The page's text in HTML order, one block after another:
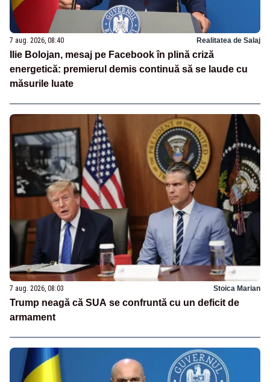
7 aug. 2026, 08:40 Realitatea de Salaj
Ilie Bolojan, mesaj pe Facebook în plină criză
energetică: premierul demis continuă să se laude cu
măsurile luate
7 aug. 2026, 08:03 Stoica Marian
Trump neagă că SUA se confruntă cu un deficit de
armament